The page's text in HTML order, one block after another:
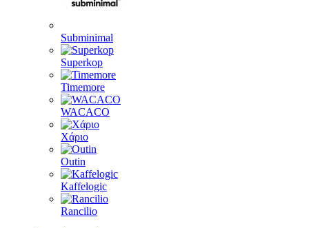
Subminimal
Superkop
Timemore
WACACO
Χάριο
Outin
Kaffelogic
Rancilio